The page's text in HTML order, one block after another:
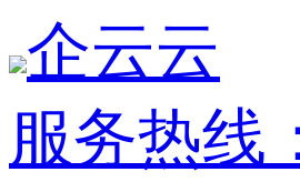
企云云
服务热线